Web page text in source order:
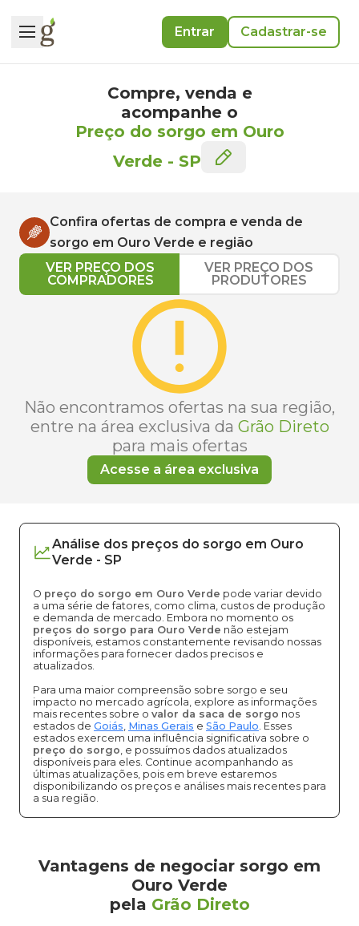
Entrar Cadastrar-se
Compre, venda e
acompanhe o
Preço do sorgo em Ouro
Verde - SP
Confira ofertas de compra e venda de
sorgo em Ouro Verde e região
VER PREÇO DOS
COMPRADORES
VER PREÇO DOS
PRODUTORES
Não encontramos ofertas na sua região,
entre na área exclusiva da Grão Direto
para mais ofertas
Acesse a área exclusiva
Análise dos preços do sorgo em Ouro
Verde - SP
O preço do sorgo em Ouro Verde pode variar devido
a uma série de fatores, como clima, custos de produção
e demanda de mercado. Embora no momento os
preços do sorgo para Ouro Verde não estejam
disponíveis, estamos constantemente revisando nossas
informações para fornecer dados precisos e
atualizados.
Para uma maior compreensão sobre sorgo e seu
impacto no mercado agrícola, explore as informações
mais recentes sobre o valor da saca de sorgo nos
estados de Goiás, Minas Gerais e São Paulo. Esses
estados exercem uma influência significativa sobre o
preço do sorgo, e possuímos dados atualizados
disponíveis para eles. Continue acompanhando as
últimas atualizações, pois em breve estaremos
disponibilizando os preços e análises mais recentes para
a sua região.
Vantagens de negociar sorgo em
Ouro Verde
pela Grão Direto